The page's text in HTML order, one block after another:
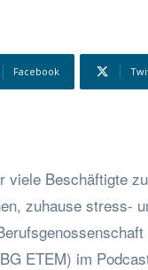
Facebook
viele Beschäftigte
zuhause stress-
ETEM) im